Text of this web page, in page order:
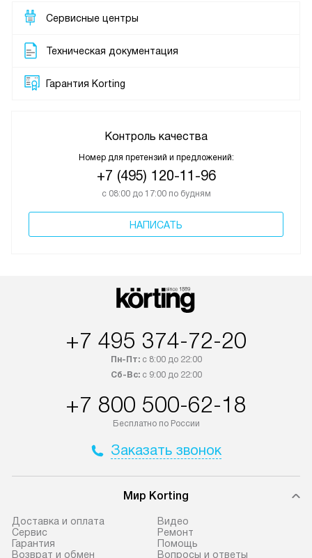
Сервисные центры
Техническая документация
Гарантия Korting
Контроль качества
Номер для претензий и предложений:
+7 (495) 120-11-96
с 08:00 до 17:00 по будням
НАПИСАТЬ
+7 495 374-72-20
Пн-Пт:с 8:00 до 22:00
Сб-Вс:с 9:00 до 22:00
+7 800 500-62-18
Бесплатно по России
Заказать звонок
Мир Korting
Доставка и оплата
Сервис
Гарантия
Возврат и обмен
Видео
Ремонт
Помощь
Вопросы и ответы